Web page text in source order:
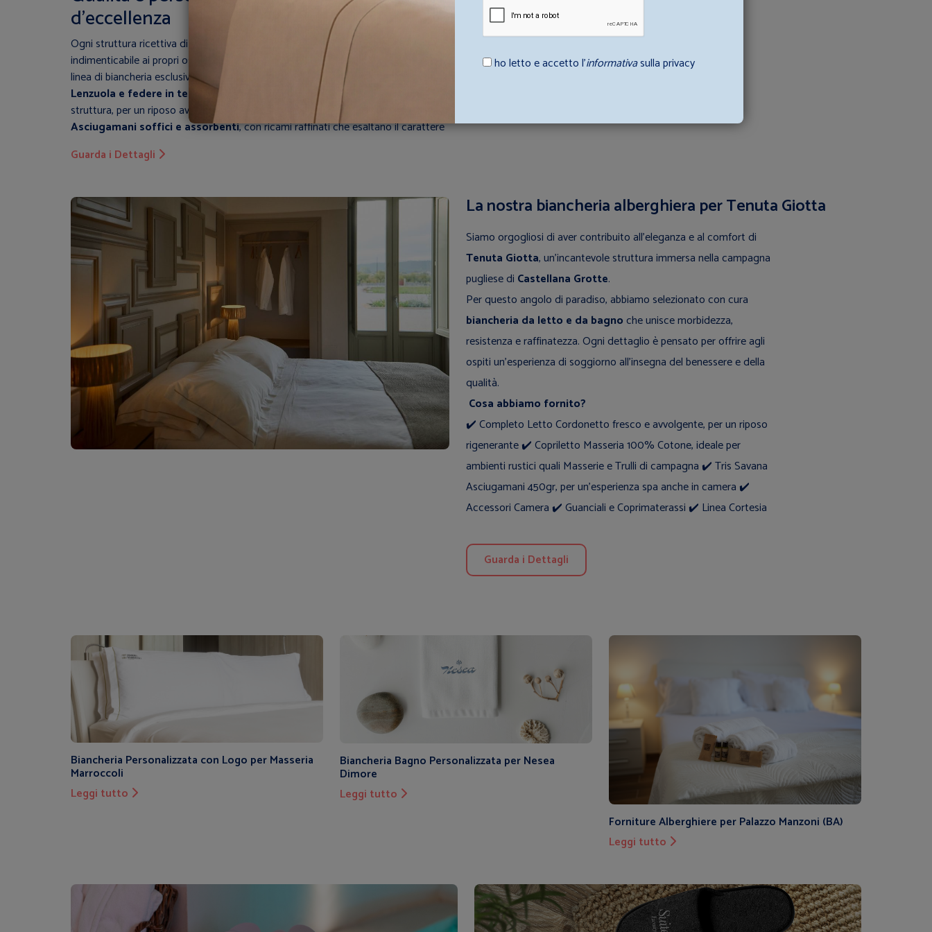
d’eccellenza
Ogni struttura ricettiva di prestigio sa quanto sia importante offrire un’esperienza
indimenticabile ai propri ospiti. Con questa consapevolezza, abbiamo creato una
linea di biancheria esclusiva per
Le Dimore dei Garibaldi
, realizzando:
Lenzuola e federe in tessuti di alta qualità
, personalizzate con il logo della
struttura, per un riposo avvolgente e di classe.
Asciugamani soffici e assorbenti, con ricami raffinati che esaltano il carattere
Guarda i Dettagli
La nostra biancheria alberghiera per Tenuta Giotta
Siamo orgogliosi di aver contribuito all’eleganza e al comfort di
Tenuta Giotta, un'incantevole struttura immersa nella campagna
pugliese di Castellana Grotte.
Per questo angolo di paradiso, abbiamo selezionato con cura
biancheria da letto e da bagnoche unisce morbidezza,
resistenza e raffinatezza. Ogni dettaglio è pensato per offrire agli
ospiti un’esperienza di soggiorno all’insegna del benessere e della
qualità.
Cosa abbiamo fornito?
✔️ Completo Letto Cordonetto fresco e avvolgente, per un riposo
rigenerante ✔️ Copriletto Masseria 100% Cotone, ideale per
ambienti rustici quali Masserie e Trulli di campagna ✔️ Tris Savana
Asciugamani 450gr, per un’esperienza spa anche in camera ✔️
Accessori Camera ✔️ Guanciali e Coprimaterassi ✔️ Linea Cortesia
Guarda i Dettagli
Biancheria Personalizzata con Logo per Masseria
Marroccoli
Leggi tutto
Biancheria Bagno Personalizzata per Nesea
Dimore
Leggi tutto
Forniture Alberghiere per Palazzo Manzoni (BA)
Leggi tutto
ho letto e accetto l’informativasulla privacy